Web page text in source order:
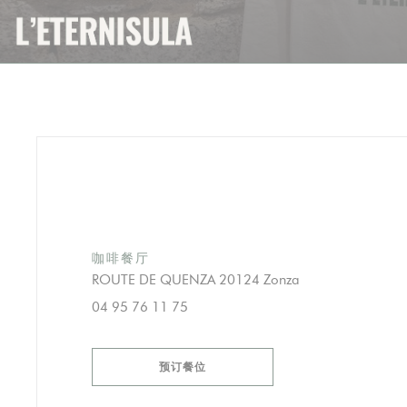
Cookie管理面板
咖啡餐厅
ROUTE DE QUENZA 20124 Zonza
04 95 76 11 75
预订餐位